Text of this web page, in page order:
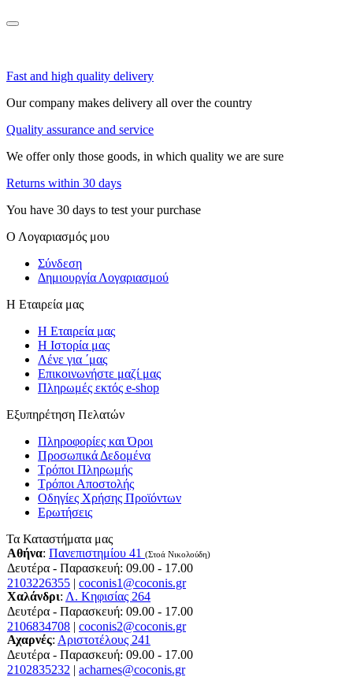
Fast and high quality delivery
Our company makes delivery all over the country
Quality assurance and service
We offer only those goods, in which quality we are sure
Returns within 30 days
You have 30 days to test your purchase
Ο Λογαριασμός μου
Σύνδεση
Δημιουργία Λογαριασμού
Η Εταιρεία μας
Η Εταιρεία μας
Η Ιστορία μας
Λένε για ΄μας
Επικοινωνήστε μαζί μας
Πληρωμές εκτός e-shop
Εξυπηρέτηση Πελατών
Πληροφορίες και Όροι
Προσωπικά Δεδομένα
Τρόποι Πληρωμής
Τρόποι Αποστολής
Οδηγίες Χρήσης Προϊόντων
Ερωτήσεις
Τα Καταστήματα μας
Αθήνα: Πανεπιστημίου 41 (Στοά Νικολούδη)
Δευτέρα - Παρασκευή: 09.00 - 17.00
2103226355 | coconis1@coconis.gr
Χαλάνδρι: Λ. Κηφισίας 264
Δευτέρα - Παρασκευή: 09.00 - 17.00
2106834708 | coconis2@coconis.gr
Αχαρνές: Αριστοτέλους 241
Δευτέρα - Παρασκευή: 09.00 - 17.00
2102835232 | acharnes@coconis.gr